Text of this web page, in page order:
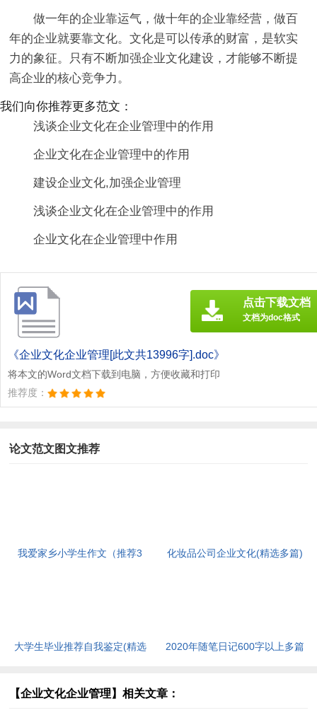
做一年的企业靠运气，做十年的企业靠经营，做百
年的企业就要靠文化。文化是可以传承的财富，是软实
力的象征。只有不断加强企业文化建设，才能够不断提
高企业的核心竞争力。
我们向你推荐更多范文：
浅谈企业文化在企业管理中的作用
企业文化在企业管理中的作用
建设企业文化,加强企业管理
浅谈企业文化在企业管理中的作用
企业文化在企业管理中作用
《企业文化企业管理[此文共13996字].doc》
将本文的Word文档下载到电脑，方便收藏和打印
推荐度：
点击下载文档
文档为doc格式
论文范文图文推荐
我爱家乡小学生作文（推荐3
化妆品公司企业文化(精选多篇)
大学生毕业推荐自我鉴定(精选
2020年随笔日记600字以上多篇
【企业文化企业管理】相关文章：